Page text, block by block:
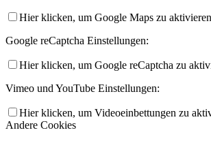
Hier klicken, um Google Maps zu
Google reCaptcha Einstellungen:
Hier klicken, um Google reCaptcha zu
Vimeo und YouTube Einstellungen:
Hier klicken, um Videoeinbettungen zu
Andere Cookies